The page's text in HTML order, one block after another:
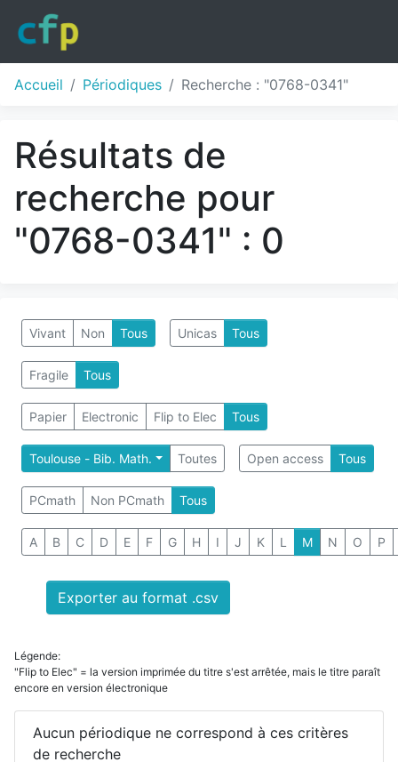
Accueil Périodiques Recherche : "0768-0341"
Résultats de
recherche pour
"0768-0341" : 0
Vivant Non Tous Unicas Tous
Fragile Tous
Papier Electronic Flip to Elec Tous
Toulouse - Bib. Math. Toutes Open access Tous
PCmath Non PCmath Tous
A B C D E F G H I J K L M N O P
Exporter au format .csv
Légende:
"Flip to Elec" = la version imprimée du titre s'est arrêtée, mais le titre paraît
encore en version électronique
Aucun périodique ne correspond à ces critères
de recherche